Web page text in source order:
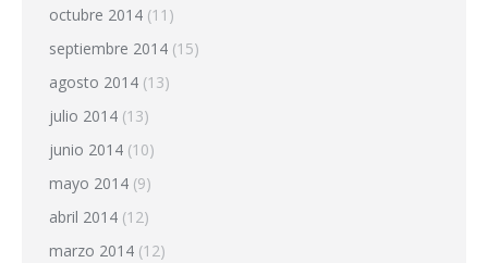
octubre 2014 (11)
septiembre 2014 (15)
agosto 2014 (13)
julio 2014 (13)
junio 2014 (10)
mayo 2014 (9)
abril 2014 (12)
marzo 2014 (12)